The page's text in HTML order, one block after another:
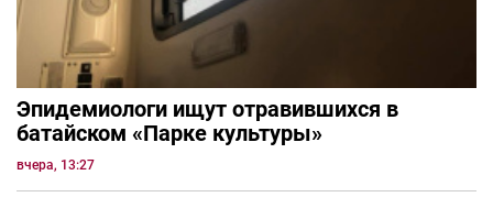
Эпидемиологи ищут отравившихся в
батайском «Парке культуры»
вчера, 13:27